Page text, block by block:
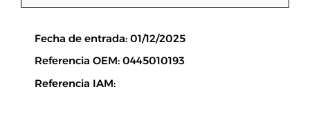
Fecha de entrada: 01/12/2025
Referencia OEM: 0445010193
Referencia IAM: